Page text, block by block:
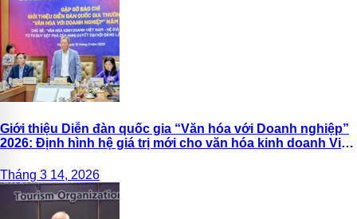
Giới thiệu Diễn đàn quốc gia “Văn hóa với Doanh nghiệp”
2026: Định hình hệ giá trị mới cho văn hóa kinh doanh Việt
Tháng 3 14, 2026